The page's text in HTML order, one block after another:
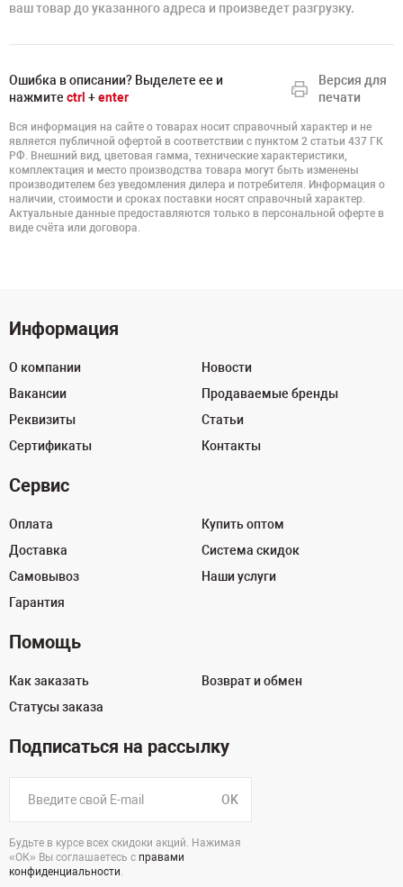
ваш товар до указанного адреса и произведет разгрузку.
Ошибка в описании? Выделете ее и
нажмите ctrl +enter
Версия для
печати
Вся информация на сайте о товарах носит справочный характер и не
является публичной офертой в соответствии с пунктом 2 статьи 437 ГК
РФ. Внешний вид, цветовая гамма, технические характеристики,
комплектация и место производства товара могут быть изменены
производителем без уведомления дилера и потребителя. Информация о
наличии, стоимости и сроках поставки носят справочный характер.
Актуальные данные предоставляются только в персональной оферте в
виде счёта или договора.
Информация
О компании
Вакансии
Реквизиты
Сертификаты
Новости
Продаваемые бренды
Статьи
Контакты
Сервис
Оплата
Доставка
Самовывоз
Гарантия
Купить оптом
Система скидок
Наши услуги
Помощь
Как заказать
Статусы заказа
Возврат и обмен
Подписаться на рассылку
OK
Будьте в курсе всех скидоки акций. Нажимая
«ОК» Вы соглашаетесь с правами
конфиденциальности.